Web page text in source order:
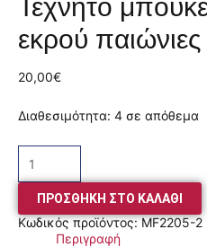
Τεχνητό
εκρού παιώνιες
20,00€
Διαθεσιμότητα: 4 σε απόθεμα
ΠΡΟΣΘΉΚΗ ΣΤΟ ΚΑΛΆΘΙ
Κωδικός προϊόντος:MF2205-2
Περιγραφή